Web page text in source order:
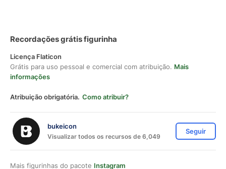
Recordações grátis figurinha
Licença Flaticon
Grátis para uso pessoal e comercial com atribuição. Mais
informações
Atribuição obrigatória. Como atribuir?
bukeicon
Visualizar todos os recursos de 6,049
Seguir
Mais figurinhas do pacote Instagram